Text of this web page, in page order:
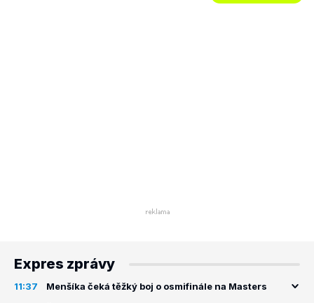
Expres zprávy
11:37 Menšíka čeká těžký boj o osmifinále na Masters